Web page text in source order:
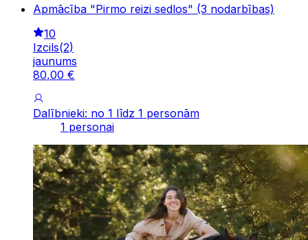
Apmācība "Pirmo reizi sedlos" (3 nodarbības)
10
Izcils(2)
jaunums
80,00 €
Dalībnieki: no 1 līdz 1 personām
1 personai